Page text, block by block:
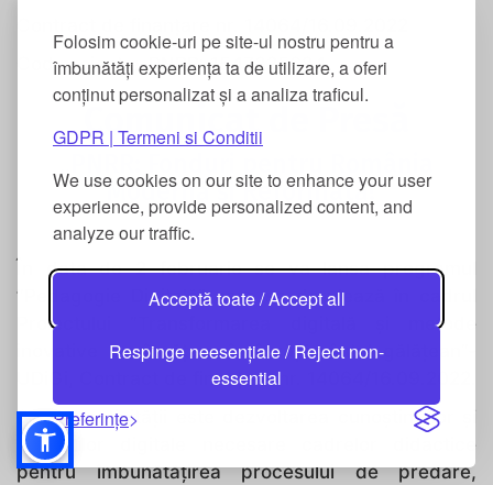
Folosim cookie-uri pe site-ul nostru pentru a
îmbunătăți experiența ta de utilizare, a oferi
conținut personalizat și a analiza traficul.
GDPR | Termeni si Conditii
We use cookies on our site to enhance your user
experience, provide personalized content, and
analyze our traffic.
Acceptă toate / Accept all
Respinge neesențiale / Reject non-
essential
Preferințe
Cod proiect e-PNRR: 1547325684
Comunicat de Presă
Modernă și Reformată!”
În data de 2 februarie se va lansa programul
”Pedagogie Digitală” care se derulează în cadrul
Proiectului ”Transformarea digitală și metode
inovative de învățare în învățământul gălățean”-
UDiGi, Contract de finanțare nr. 14064/16.09.2022.
Scopul activității este dezvoltarea cunoștințelor și
abilităților digitale necesare cadrelor didactice
pentru îmbunătățirea procesului de predare,